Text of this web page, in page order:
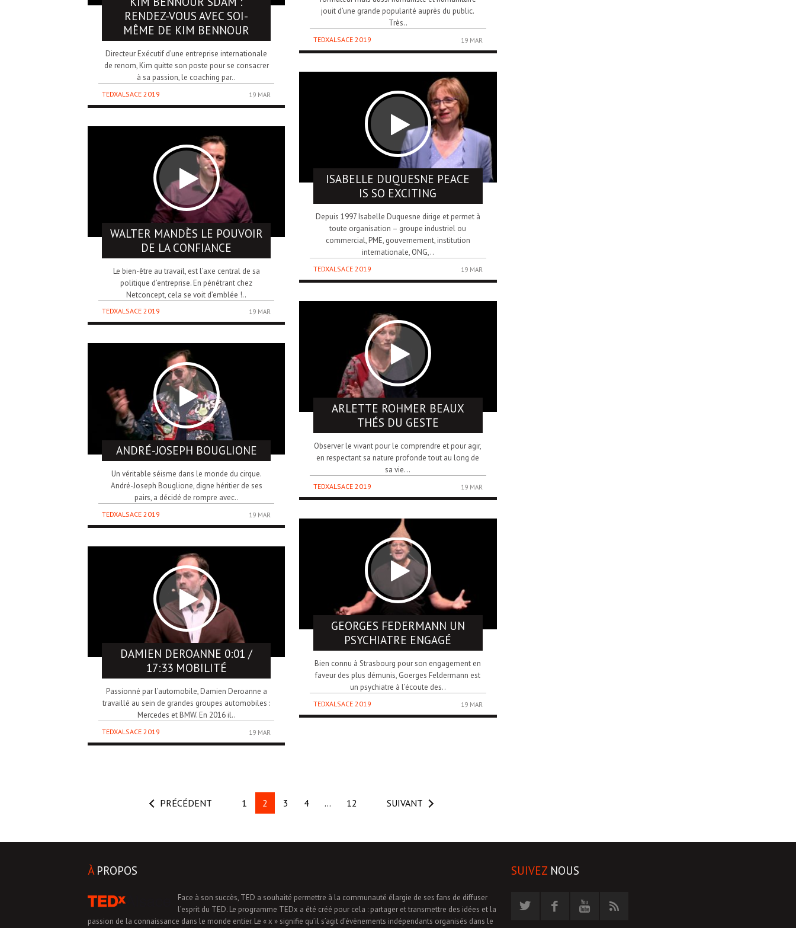
RENDEZ-VOUS AVEC SOI-
MÊME DE KIM BENNOUR
Directeur Exécutif d’une entreprise internationale
de renom, Kim quitte son poste pour se consacrer
à sa passion, le coaching par..
TEDXALSACE 2019 19 MAR
WALTER MANDÈS LE POUVOIR
DE LA CONFIANCE
Le bien-être au travail, est l’axe central de sa
politique d’entreprise. En pénétrant chez
Netconcept, cela se voit d’emblée !..
TEDXALSACE 2019 19 MAR
ANDRÉ-JOSEPH BOUGLIONE
Un véritable séisme dans le monde du cirque.
André-Joseph Bouglione, digne héritier de ses
pairs, a décidé de rompre avec..
TEDXALSACE 2019 19 MAR
DAMIEN DEROANNE 0:01 /
17:33 MOBILITÉ
Passionné par l’automobile, Damien Deroanne a
travaillé au sein de grandes groupes automobiles :
Mercedes et BMW. En 2016 il..
TEDXALSACE 2019 19 MAR
jouit d’une grande popularité auprès du public.
Très..
TEDXALSACE 2019 19 MAR
ISABELLE DUQUESNE PEACE
IS SO EXCITING
Depuis 1997 Isabelle Duquesne dirige et permet à
toute organisation – groupe industriel ou
commercial, PME, gouvernement, institution
internationale, ONG,..
TEDXALSACE 2019 19 MAR
ARLETTE ROHMER BEAUX
THÉS DU GESTE
Observer le vivant pour le comprendre et pour agir,
en respectant sa nature profonde tout au long de
sa vie...
TEDXALSACE 2019 19 MAR
GEORGES FEDERMANN UN
PSYCHIATRE ENGAGÉ
Bien connu à Strasbourg pour son engagement en
faveur des plus démunis, Goerges Feldermann est
un psychiatre à l’écoute des..
TEDXALSACE 2019 19 MAR
PRÉCÉDENT 1 2 3 4 … 12 SUIVANT
ÀPROPOS
Face à son succès, TED a souhaité permettre à la communauté élargie de ses fans de diffuser
l’esprit du TED. Le programme TEDx a été créé pour cela : partager et transmettre des idées et la
passion de la connaissance dans le monde entier. Le « x » signifie qu’il s’agit d’évènements indépendants organisés dans le
SUIVEZNOUS